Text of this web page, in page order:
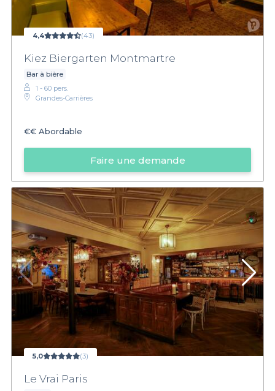
4,4 (43)
Kiez Biergarten Montmartre
Bar à bière
1 - 60 pers.
Grandes-Carrières
€€ Abordable
Faire une demande
5,0 (3)
Le Vrai Paris